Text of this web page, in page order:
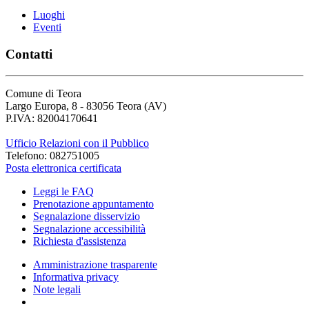
Luoghi
Eventi
Contatti
Comune di Teora
Largo Europa, 8 - 83056 Teora (AV)
P.IVA: 82004170641
Ufficio Relazioni con il Pubblico
Telefono: 082751005
Posta elettronica certificata
Leggi le FAQ
Prenotazione appuntamento
Segnalazione disservizio
Segnalazione accessibilità
Richiesta d'assistenza
Amministrazione trasparente
Informativa privacy
Note legali